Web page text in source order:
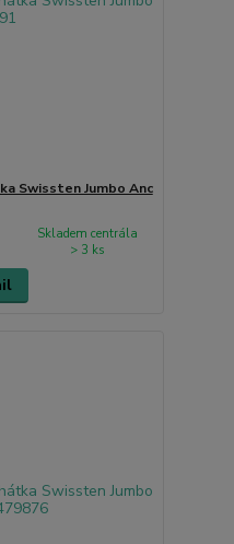
Swissten Jumbo Anc
Skladem centrála
> 3 ks